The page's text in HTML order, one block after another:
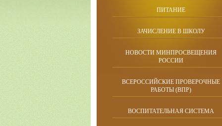
ПИТАНИЕ
ЗАЧИСЛЕНИЕ В ШКОЛУ
НОВОСТИ МИНПРОСВЕЩЕНИЯ
РОССИИ
ВСЕРОССИЙСКИЕ ПРОВЕРОЧНЫЕ
РАБОТЫ (ВПР)
ВОСПИТАТЕЛЬНАЯ СИСТЕМА